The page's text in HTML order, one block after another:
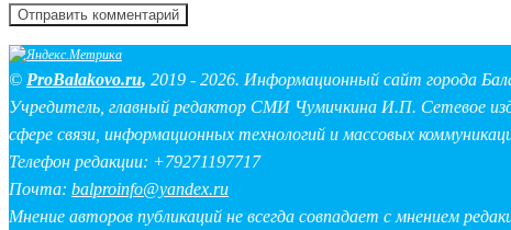
© ProBalakovo.ru, 2019 - 2026. Информационный сайт города
Учредитель, главный редактор СМИ Чумичкина И.П. Сетевое
сфере связи, информационных технологий и массовых
Телефон редакции: +79271197717
Почта: balproinfo@yandex.ru
Мнение авторов публикаций не всегда совпадает с мнением